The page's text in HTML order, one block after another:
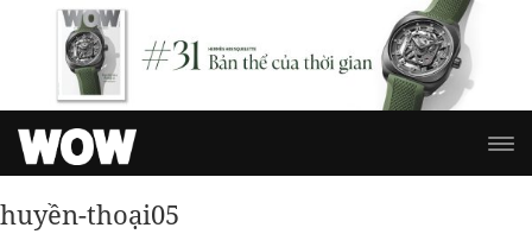
huyền-thoại05